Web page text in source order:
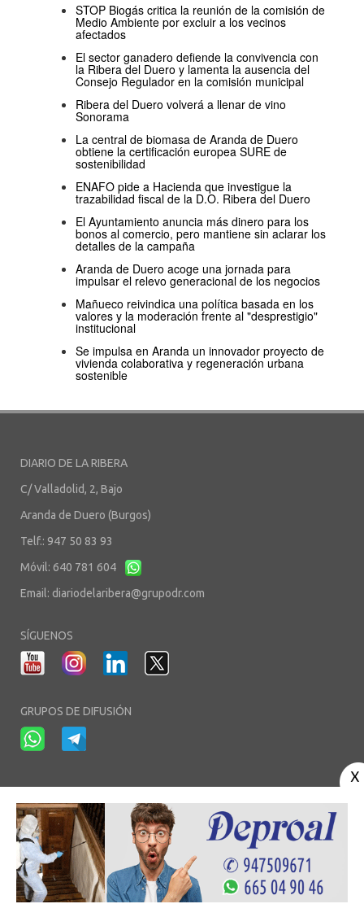
STOP Biogás critica la reunión de la comisión de
Medio Ambiente por excluir a los vecinos
afectados
El sector ganadero defiende la convivencia con
la Ribera del Duero y lamenta la ausencia del
Consejo Regulador en la comisión municipal
Ribera del Duero volverá a llenar de vino
Sonorama
La central de biomasa de Aranda de Duero
obtiene la certificación europea SURE de
sostenibilidad
ENAFO pide a Hacienda que investigue la
trazabilidad fiscal de la D.O. Ribera del Duero
El Ayuntamiento anuncia más dinero para los
bonos al comercio, pero mantiene sin aclarar los
detalles de la campaña
Aranda de Duero acoge una jornada para
impulsar el relevo generacional de los negocios
Mañueco reivindica una política basada en los
valores y la moderación frente al "desprestigio"
institucional
Se impulsa en Aranda un innovador proyecto de
vivienda colaborativa y regeneración urbana
sostenible
DIARIO DE LA RIBERA
C/ Valladolid, 2, Bajo
Aranda de Duero (Burgos)
Telf.: 947 50 83 93
Móvil: 640 781 604
Email: diariodelaribera@grupodr.com
SÍGUENOS
GRUPOS DE DIFUSIÓN
Aviso Legal-Política de Privacidad- Política de Cookies-Área privada
© Copyright 2003 - 2026. diariodelaribera.net ®. Desarrollo porMultimedia